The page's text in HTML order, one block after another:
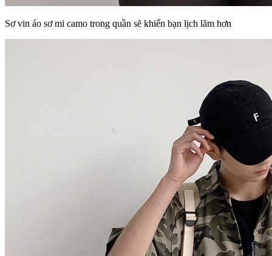
Sơ vin áo sơ mi camo trong quần sẽ khiến bạn lịch lãm hơn